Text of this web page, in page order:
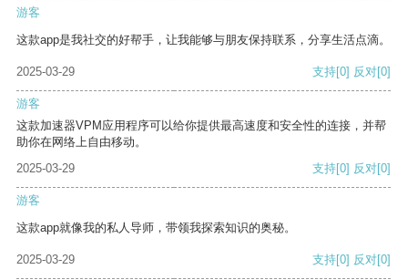
游客
这款app是我社交的好帮手，让我能够与朋友保持联系，分享生活点滴。
2025-03-29 支持[0] 反对[0]
游客
这款加速器VPM应用程序可以给你提供最高速度和安全性的连接，并帮
助你在网络上自由移动。
2025-03-29
支持[0] 反对[0]
游客
这款app就像我的私人导师，带领我探索知识的奥秘。
2025-03-29 支持[0] 反对[0]